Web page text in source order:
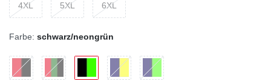
4XL 5XL 6XL
Farbe: schwarz/neongrün